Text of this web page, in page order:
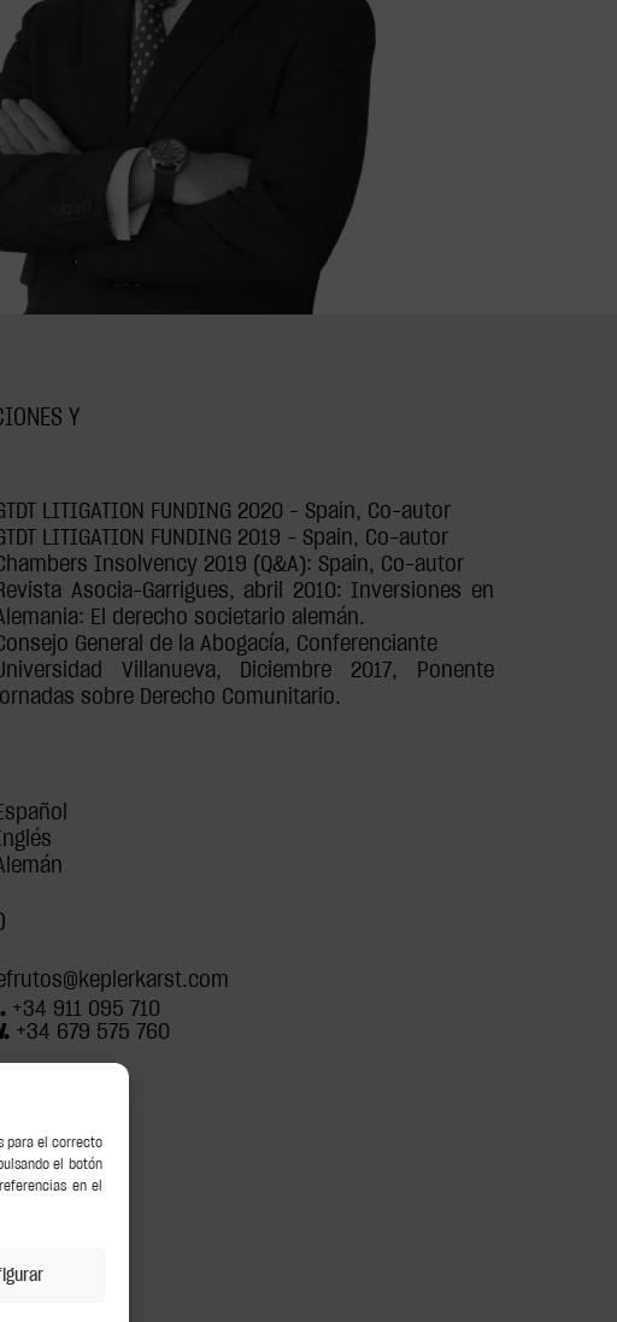
para el correcto
el botón
en el
Y
LITIGATION FUNDING 2020 – Spain, Co-autor
LITIGATION FUNDING 2019 – Spain, Co-autor
Insolvency 2019 (Q&A): Spain, Co-autor
Asocia-Garrigues, abril 2010: Inversiones en
El derecho societario alemán.
General de la Abogacía, Conferenciante
Villanueva, Diciembre 2017, Ponente
sobre Derecho Comunitario.
+34 911 095 710
+34 679 575 760